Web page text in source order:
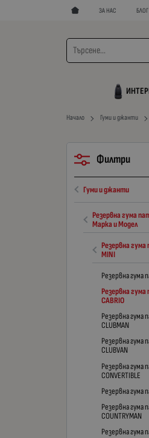
ЗА НАС БЛОГ
Начало Гуми и джанти
Филтри
Гуми и джанти
Резервна гума
Марка и Модел
Резервна гума
MINI
Резервна гума
Резервна гума
CABRIO
Резервна гума
CLUBMAN
Резервна гума
CLUBVAN
Резервна гума
CONVERTIBLE
Резервна гума
Резервна гума
COUNTRYMAN
Резервна гума